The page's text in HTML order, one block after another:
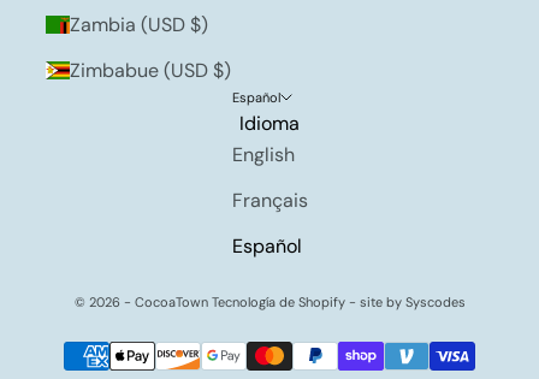
Zambia (USD $)
Zimbabue (USD $)
Español
Idioma
English
Français
Español
© 2026 - CocoaTown Tecnología de Shopify- site by Syscodes